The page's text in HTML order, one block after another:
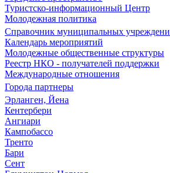
Туристско-информационный Центр
Молодежная политика
Справочник муниципальных
Календарь мероприятий
Молодежные общественные структуры
Реестр НКО - получателей поддержки
Международные отношения
Города партнеры
Эрланген, Йена
Кентербери
Ангиари
Кампобассо
Тренто
Бари
Сент